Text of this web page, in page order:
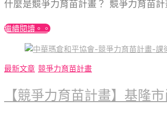
什麼是競爭力育苗計畫？ 競爭力育苗
繼續閱讀。。
最新文章 競爭力育苗計畫
【競爭力育苗計畫】基隆